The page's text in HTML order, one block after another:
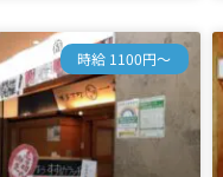
時給 1100円～